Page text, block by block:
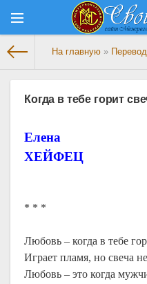
На главную »
Когда в тебе горит
Елена
ХЕЙФЕЦ
* * *
Любовь – когда в тебе
Играет пламя, но свеча не
Любовь – это когда